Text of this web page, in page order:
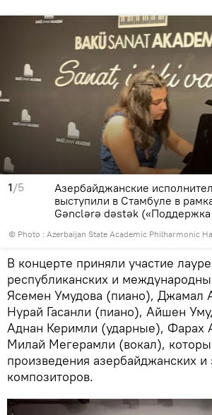
1/5
© Photo : Azerbaijan State Academic Philharmonic
Азербайджанские
выступили в Стамбуле в
Gənclərə dəstək
В концерте приняли участие
республиканских и
Ясемен Умудова (пиано), Джамал
Нурай Гасанли (пиано), Айшен
Аднан Керимли (ударные), Фарах
Милай Мегерамли (вокал),
произведения азербайджанских
композиторов.